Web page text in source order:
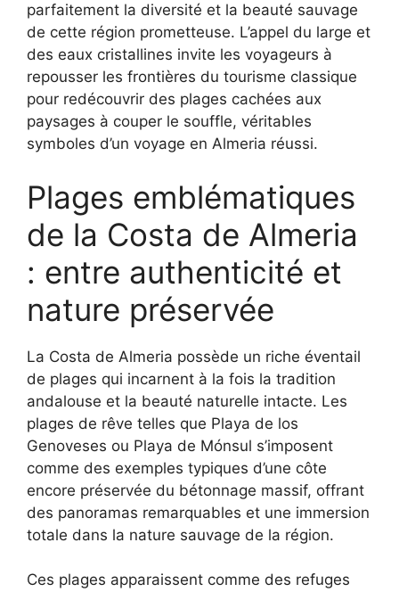
parfaitement la diversité et la beauté sauvage
de cette région prometteuse. L’appel du large et
des eaux cristallines invite les voyageurs à
repousser les frontières du tourisme classique
pour redécouvrir des plages cachées aux
paysages à couper le souffle, véritables
symboles d’un voyage en Almeria réussi.
Plages emblématiques
de la Costa de Almeria
: entre authenticité et
nature préservée
La Costa de Almeria possède un riche éventail
de plages qui incarnent à la fois la tradition
andalouse et la beauté naturelle intacte. Les
plages de rêve telles que Playa de los
Genoveses ou Playa de Mónsul s’imposent
comme des exemples typiques d’une côte
encore préservée du bétonnage massif, offrant
des panoramas remarquables et une immersion
totale dans la nature sauvage de la région.
Ces plages apparaissent comme des refuges